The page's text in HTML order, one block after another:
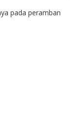
pada peramban